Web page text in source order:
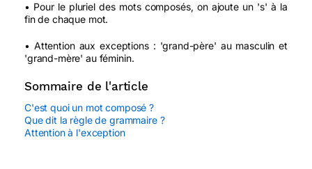
• Pour le pluriel des mots composés, on ajoute un 's' à la
fin de chaque mot.
• Attention aux exceptions : 'grand-père' au masculin et
'grand-mère' au féminin.
Sommaire de l'article
C'est quoi un mot composé ?
Que dit la règle de grammaire ?
Attention à l'exception